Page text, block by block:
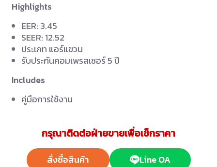
Highlights
EER: 3.45
SEER: 12.52
ประเภท แอร์แขวน
รับประกันคอมเพรสเซอร์ 5 ปี
Includes
คู่มือการใช้งาน
กรุณาติดต่อฝ่ายขายเพื่อเช็กราคา
สั่งซื้อสินค้า Line OA